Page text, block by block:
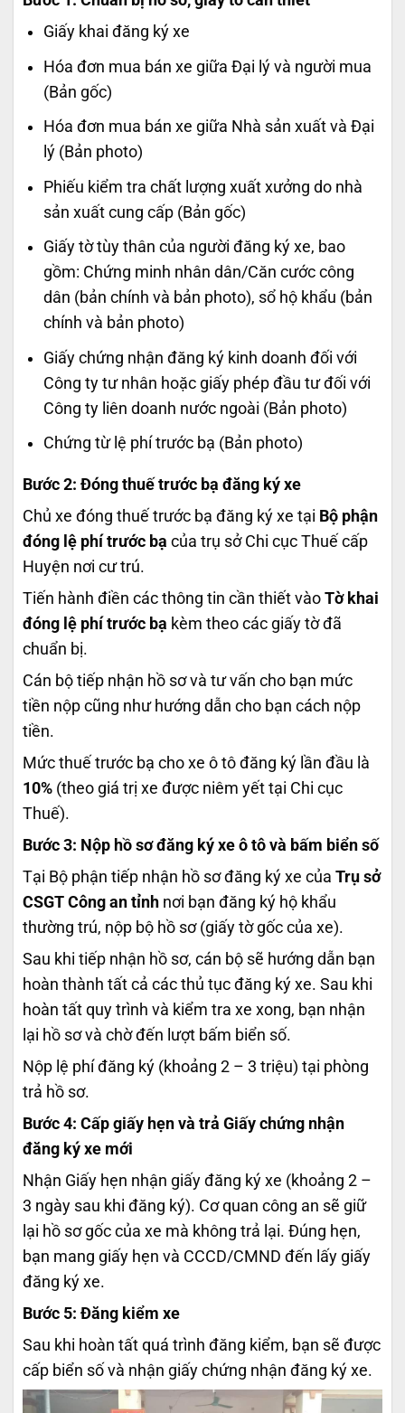
Giấy khai đăng ký xe
Hóa đơn mua bán xe giữa Đại lý và người mua
(Bản gốc)
Hóa đơn mua bán xe giữa Nhà sản xuất và Đại
lý (Bản photo)
Phiếu kiểm tra chất lượng xuất xưởng do nhà
sản xuất cung cấp (Bản gốc)
Giấy tờ tùy thân của người đăng ký xe, bao
gồm: Chứng minh nhân dân/Căn cước công
dân (bản chính và bản photo), sổ hộ khẩu (bản
chính và bản photo)
Giấy chứng nhận đăng ký kinh doanh đối với
Công ty tư nhân hoặc giấy phép đầu tư đối với
Công ty liên doanh nước ngoài (Bản photo)
Chứng từ lệ phí trước bạ (Bản photo)
Bước 2: Đóng thuế trước bạ đăng ký xe
Chủ xe đóng thuế trước bạ đăng ký xe tại Bộ phận
đóng lệ phí trước bạ của trụ sở Chi cục Thuế cấp
Huyện nơi cư trú.
Tiến hành điền các thông tin cần thiết vào Tờ khai
đóng lệ phí trước bạ kèm theo các giấy tờ đã
chuẩn bị.
Cán bộ tiếp nhận hồ sơ và tư vấn cho bạn mức
tiền nộp cũng như hướng dẫn cho bạn cách nộp
tiền.
Mức thuế trước bạ cho xe ô tô đăng ký lần đầu là
10% (theo giá trị xe được niêm yết tại Chi cục
Thuế).
Bước 3: Nộp hồ sơ đăng ký xe ô tô và bấm biển số
Tại Bộ phận tiếp nhận hồ sơ đăng ký xe của Trụ sở
CSGT Công an tỉnh nơi bạn đăng ký hộ khẩu
thường trú, nộp bộ hồ sơ (giấy tờ gốc của xe).
Sau khi tiếp nhận hồ sơ, cán bộ sẽ hướng dẫn bạn
hoàn thành tất cả các thủ tục đăng ký xe. Sau khi
hoàn tất quy trình và kiểm tra xe xong, bạn nhận
lại hồ sơ và chờ đến lượt bấm biển số.
Nộp lệ phí đăng ký (khoảng 2 – 3 triệu) tại phòng
trả hồ sơ.
Bước 4: Cấp giấy hẹn và trả Giấy chứng nhận
đăng ký xe mới
Nhận Giấy hẹn nhận giấy đăng ký xe (khoảng 2 –
3 ngày sau khi đăng ký). Cơ quan công an sẽ giữ
lại hồ sơ gốc của xe mà không trả lại. Đúng hẹn,
bạn mang giấy hẹn và CCCD/CMND đến lấy giấy
đăng ký xe.
Bước 5: Đăng kiểm xe
Sau khi hoàn tất quá trình đăng kiểm, bạn sẽ được
cấp biển số và nhận giấy chứng nhận đăng ký xe.